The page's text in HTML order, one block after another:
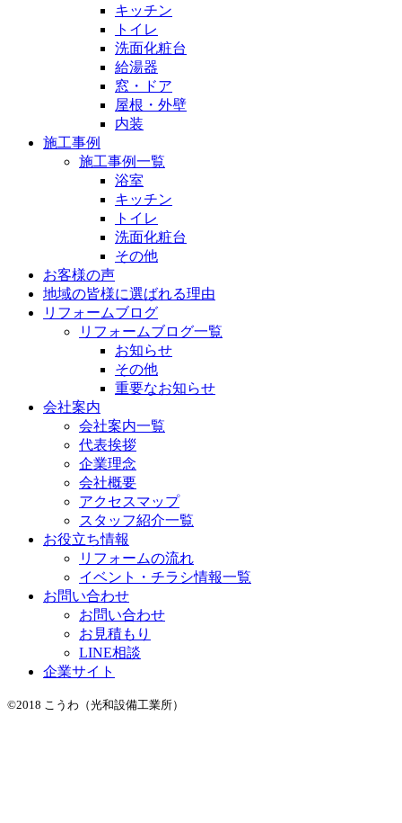
キッチン
トイレ
洗面化粧台
給湯器
窓・ドア
屋根・外壁
内装
施工事例
施工事例一覧
浴室
キッチン
トイレ
洗面化粧台
その他
お客様の声
地域の皆様に選ばれる理由
リフォームブログ
リフォームブログ一覧
お知らせ
その他
重要なお知らせ
会社案内
会社案内一覧
代表挨拶
企業理念
会社概要
アクセスマップ
スタッフ紹介一覧
お役立ち情報
リフォームの流れ
イベント・チラシ情報一覧
お問い合わせ
お問い合わせ
お見積もり
LINE相談
企業サイト
©2018 こうわ（光和設備工業所）